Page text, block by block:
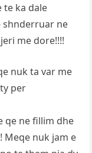
te ka dale
shnderruar ne
me dore!!!!
nuk ta var me
per
qe ne fillim dhe
Meqe nuk jam e